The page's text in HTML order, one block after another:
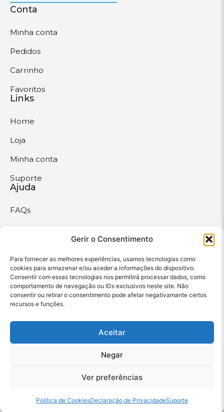
Gerir o Consentimento
Para fornecer as melhores experiências, usamos tecnologias como
cookies para armazenar e/ou aceder a informações do dispositivo.
Consentir com essas tecnologias nos permitirá processar dados, como
comportamento de navegação ou IDs exclusivos neste site. Não
consentir ou retirar o consentimento pode afetar negativamante certos
recursos e funções.
Aceitar
Negar
Ver preferências
Política de CookiesDeclaração de PrivacidadeSuporte
Conta
Minha conta
Pedidos
Carrinho
Favoritos
Links
Home
Loja
Minha conta
Suporte
Ajuda
FAQs
Políticas gerais
Política de privacidade
Termos & Condições
Desenvolvido pela